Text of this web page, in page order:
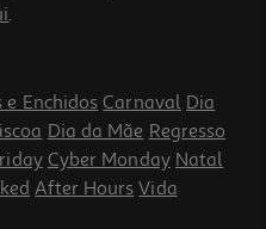
.
e Enchidos Carnaval Dia
Dia da Mãe Regresso
Cyber Monday Natal
After Hours Vida